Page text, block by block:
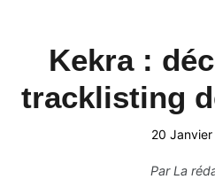
Kekra :
tracklisting
20
ParLa